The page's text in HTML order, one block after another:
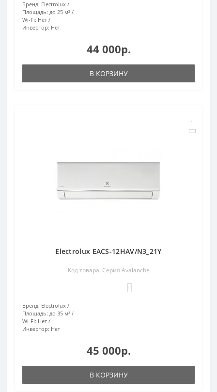
Бренд: Electrolux
Площадь: до 25 м²
Wi-Fi: Нет
Инвертор: Нет
44 000р.
В КОРЗИНУ
Electrolux EACS-12HAV/N3_21Y
Код товара: Серия Avalanche
Бренд: Electrolux
Площадь: до 35 м²
Wi-Fi: Нет
Инвертор: Нет
45 000р.
В КОРЗИНУ